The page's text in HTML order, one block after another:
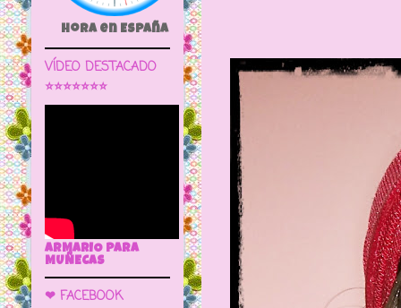
Hora en España
VÍDEO DESTACADO
⭐⭐⭐⭐⭐⭐⭐
ARMARIO PARA
MUÑECAS
❤ FACEBOOK